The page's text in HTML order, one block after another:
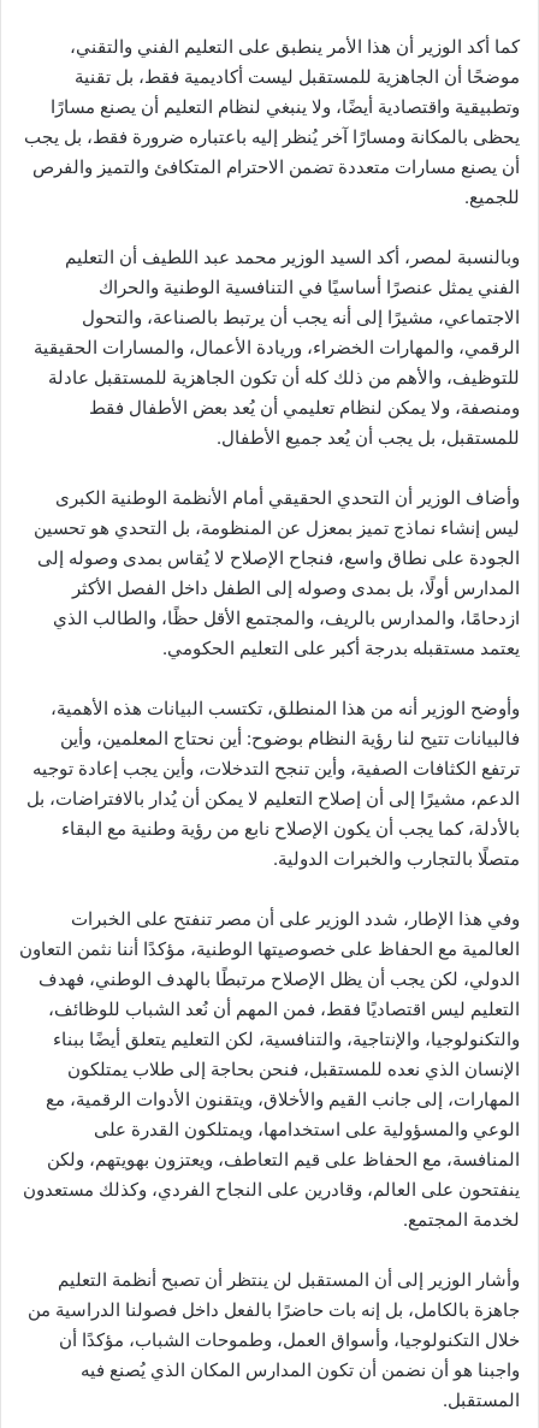
كما أكد الوزير أن هذا الأمر ينطبق على التعليم الفني والتقني،
موضحًا أن الجاهزية للمستقبل ليست أكاديمية فقط، بل تقنية
وتطبيقية واقتصادية أيضًا، ولا ينبغي لنظام التعليم أن يصنع مسارًا
يحظى بالمكانة ومسارًا آخر يُنظر إليه باعتباره ضرورة فقط، بل يجب
أن يصنع مسارات متعددة تضمن الاحترام المتكافئ والتميز والفرص
للجميع.
وبالنسبة لمصر، أكد السيد الوزير محمد عبد اللطيف أن التعليم
الفني يمثل عنصرًا أساسيًا في التنافسية الوطنية والحراك
الاجتماعي، مشيرًا إلى أنه يجب أن يرتبط بالصناعة، والتحول
الرقمي، والمهارات الخضراء، وريادة الأعمال، والمسارات الحقيقية
للتوظيف، والأهم من ذلك كله أن تكون الجاهزية للمستقبل عادلة
ومنصفة، ولا يمكن لنظام تعليمي أن يُعد بعض الأطفال فقط
للمستقبل، بل يجب أن يُعد جميع الأطفال.
وأضاف الوزير أن التحدي الحقيقي أمام الأنظمة الوطنية الكبرى
ليس إنشاء نماذج تميز بمعزل عن المنظومة، بل التحدي هو تحسين
الجودة على نطاق واسع، فنجاح الإصلاح لا يُقاس بمدى وصوله إلى
المدارس أولًا، بل بمدى وصوله إلى الطفل داخل الفصل الأكثر
ازدحامًا، والمدارس بالريف، والمجتمع الأقل حظًا، والطالب الذي
يعتمد مستقبله بدرجة أكبر على التعليم الحكومي.
وأوضح الوزير أنه من هذا المنطلق، تكتسب البيانات هذه الأهمية،
فالبيانات تتيح لنا رؤية النظام بوضوح: أين نحتاج المعلمين، وأين
ترتفع الكثافات الصفية، وأين تنجح التدخلات، وأين يجب إعادة توجيه
الدعم، مشيرًا إلى أن إصلاح التعليم لا يمكن أن يُدار بالافتراضات، بل
بالأدلة، كما يجب أن يكون الإصلاح نابع من رؤية وطنية مع البقاء
متصلًا بالتجارب والخبرات الدولية.
وفي هذا الإطار، شدد الوزير على أن مصر تنفتح على الخبرات
العالمية مع الحفاظ على خصوصيتها الوطنية، مؤكدًا أننا نثمن التعاون
الدولي، لكن يجب أن يظل الإصلاح مرتبطًا بالهدف الوطني، فهدف
التعليم ليس اقتصاديًا فقط، فمن المهم أن نُعد الشباب للوظائف،
والتكنولوجيا، والإنتاجية، والتنافسية، لكن التعليم يتعلق أيضًا ببناء
الإنسان الذي نعده للمستقبل، فنحن بحاجة إلى طلاب يمتلكون
المهارات، إلى جانب القيم والأخلاق، ويتقنون الأدوات الرقمية، مع
الوعي والمسؤولية على استخدامها، ويمتلكون القدرة على
المنافسة، مع الحفاظ على قيم التعاطف، ويعتزون بهويتهم، ولكن
ينفتحون على العالم، وقادرين على النجاح الفردي، وكذلك مستعدون
لخدمة المجتمع.
وأشار الوزير إلى أن المستقبل لن ينتظر أن تصبح أنظمة التعليم
جاهزة بالكامل، بل إنه بات حاضرًا بالفعل داخل فصولنا الدراسية من
خلال التكنولوجيا، وأسواق العمل، وطموحات الشباب، مؤكدًا أن
واجبنا هو أن نضمن أن تكون المدارس المكان الذي يُصنع فيه
المستقبل.